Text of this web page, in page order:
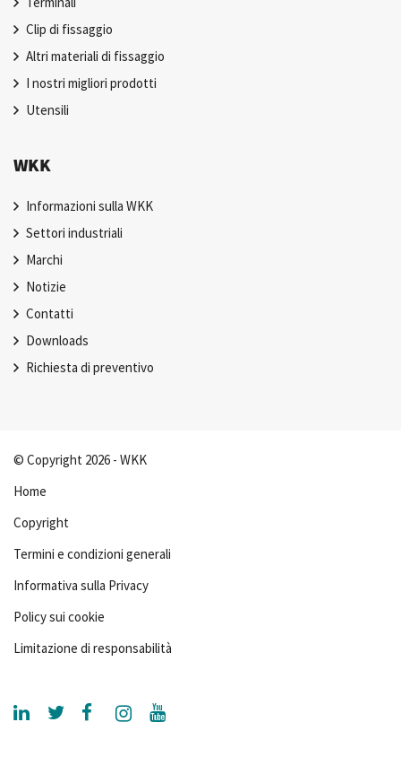
Clip di fissaggio
Altri materiali di fissaggio
I nostri migliori prodotti
Utensili
WKK
Informazioni sulla WKK
Settori industriali
Marchi
Notizie
Contatti
Downloads
Richiesta di preventivo
© Copyright 2026 - WKK
Home
Copyright
Termini e condizioni generali
Informativa sulla Privacy
Policy sui cookie
Limitazione di responsabilità